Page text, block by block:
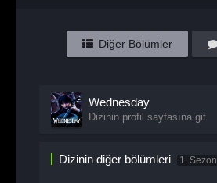
Diğer Bölümler
Wednesday
Dizinin profil sayfasına git
Dizinin diğer bölümleri 1. Sezon